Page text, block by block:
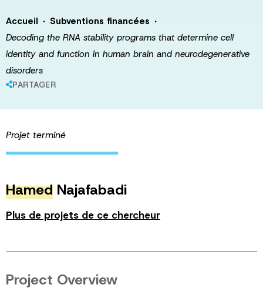
Accueil · Subventions financées ·
Decoding the RNA stability programs that determine cell
identity and function in human brain and neurodegenerative
disorders
PARTAGER
Projet terminé
Hamed Najafabadi
Plus de projets de ce chercheur
Project Overview